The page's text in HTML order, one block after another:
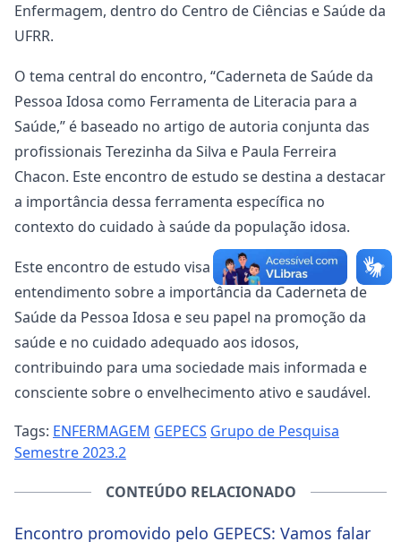
Enfermagem, dentro do Centro de Ciências e Saúde da
UFRR.
O tema central do encontro, “Caderneta de Saúde da
Pessoa Idosa como Ferramenta de Literacia para a
Saúde,” é baseado no artigo de autoria conjunta das
profissionais Terezinha da Silva e Paula Ferreira
Chacon. Este encontro de estudo se destina a destacar
a importância dessa ferramenta específica no
contexto do cuidado à saúde da população idosa.
Este encontro de estudo visa aprofundar o
entendimento sobre a importância da Caderneta de
Saúde da Pessoa Idosa e seu papel na promoção da
saúde e no cuidado adequado aos idosos,
contribuindo para uma sociedade mais informada e
consciente sobre o envelhecimento ativo e saudável.
Tags: ENFERMAGEM GEPECS Grupo de Pesquisa
Semestre 2023.2
CONTEÚDO RELACIONADO
Encontro promovido pelo GEPECS: Vamos falar